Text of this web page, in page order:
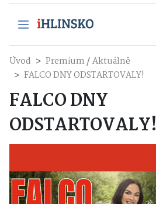
Úvod Premium/Aktuálně
FALCO DNY ODSTARTOVALY!
FALCO DNY
ODSTARTOVALY!